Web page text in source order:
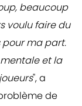
beaucoup
voulu faire du
pour ma part.
et la
", a
de